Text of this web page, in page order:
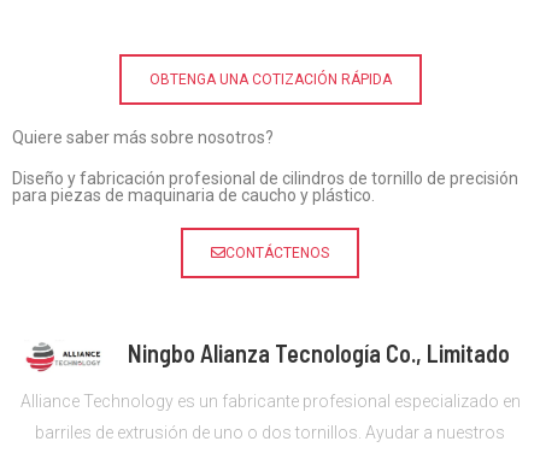
OBTENGA UNA COTIZACIÓN RÁPIDA
Quiere saber más sobre nosotros?
Diseño y fabricación profesional de cilindros de tornillo de precisión
para piezas de maquinaria de caucho y plástico.
CONTÁCTENOS
Ningbo Alianza Tecnología Co., Limitado
Alliance Technology es un fabricante profesional especializado en
barriles de extrusión de uno o dos tornillos. Ayudar a nuestros